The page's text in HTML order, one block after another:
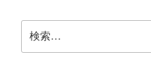
索: